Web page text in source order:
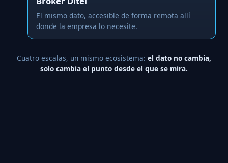
El mismo dato, accesible de forma remota allí
donde la empresa lo necesite.
Cuatro escalas, un mismo ecosistema: el dato no cambia,
solo cambia el punto desde el que se mira.